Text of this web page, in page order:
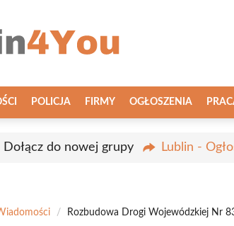
POLICJA FIRMY OGŁOSZENIA
Dołącz do nowej grupy Lublin -
/ Rozbudowa Drogi Wojewódzkiej Nr